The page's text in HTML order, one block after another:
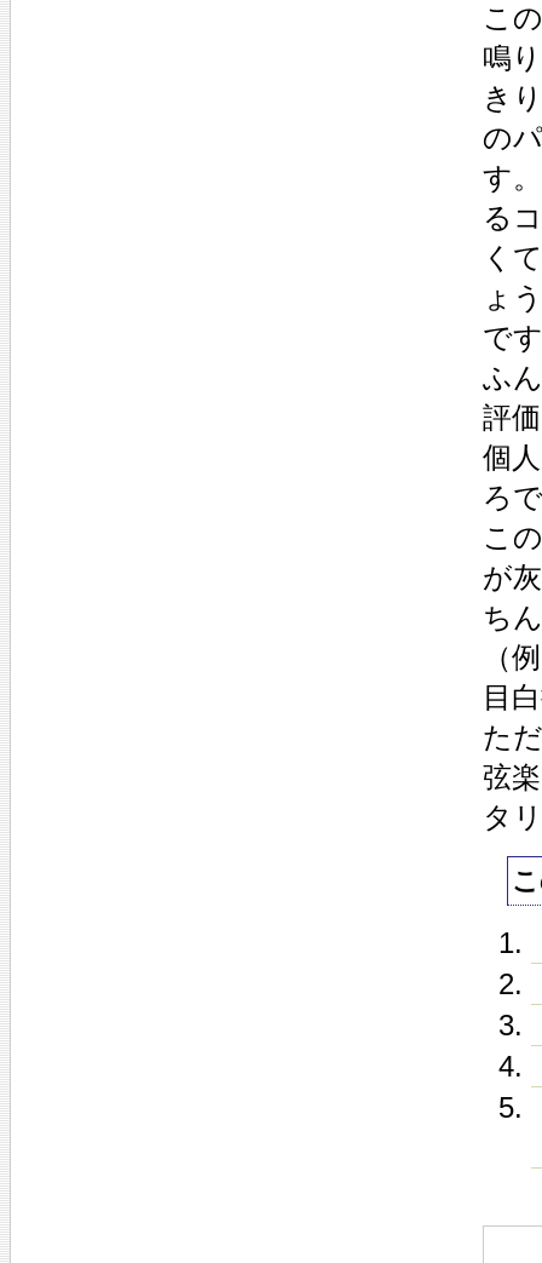
こ
鳴
き
の
す
る
く
ょ
で
ふ
評
個
ろ
こ
が
ち
（
目
た
弦
タ